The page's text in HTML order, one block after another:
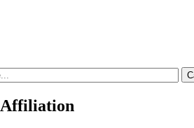
Affiliation